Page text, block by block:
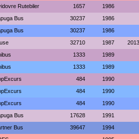
Rutebiler 1657 1986
Bus 30237 1986
Bus 30237 1986
32710 1987 2013
1333 1989
1333 1989
484 1990
484 1990
484 1990
Bus 17628 1991
Bus 39647 1994